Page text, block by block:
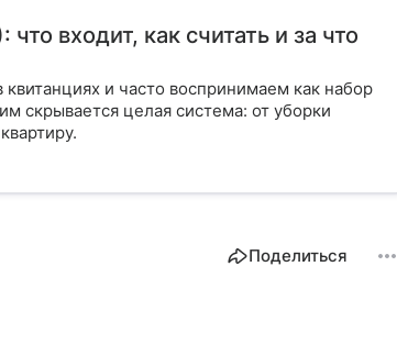
входит, как считать и за что
и часто воспринимаем как набор
скрывается целая система: от уборки
Поделиться